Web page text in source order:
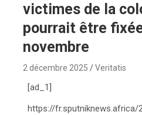
victimes de la
pourrait être
novembre
2 décembre 2025 Veritatis
[ad_1]
https://fr.sputniknews.africa/